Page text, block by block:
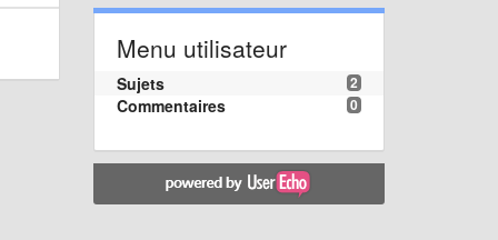
Menu utilisateur
2
Sujets
0
Commentaires